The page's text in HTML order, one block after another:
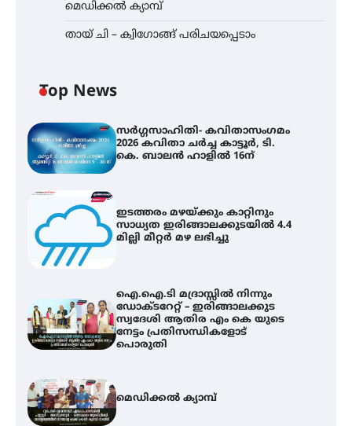
മെഡിക്കൽ ക്യാമ്പ്
തായ് ചി – ക്വിഗോങ്ങ് പരിചയപ്പെടാം
Top News
സർഗ്ഗസാഹിതി- കവിതാസംഗമം
2026 കവിതാ ചർച്ച കാട്ടൂർ, ടി.
കെ. ബാലൻ ഹാളിൽ 16ന്
ഇടത്തരം മഴയ്ക്കും കാറ്റിനും
സാധ്യത ഇരിങ്ങാലക്കുടയിൽ 4.4
മില്ലി മീറ്റർ മഴ ലഭിച്ചു
ഐ.ഐ.ടി മദ്രാസ്സിൽ നിന്നും
ഡോക്ടറേറ്റ് – ഇരിങ്ങാലക്കുട
സ്വദേശി ആതിര എം കെ യുടെ
നേട്ടം പ്രതിസന്ധികളോട്
പൊരുതി
മെഡിക്കൽ ക്യാമ്പ്